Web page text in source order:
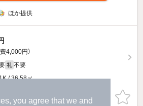
you agree that we and
ほか提供
費4,000円）
礼 不要
/ 36.58㎡
問い合わせ（無料）